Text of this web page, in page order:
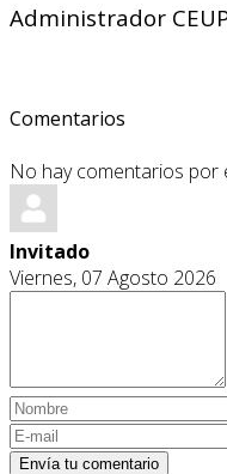
Administrador
Comentarios
No hay comentarios por
Invitado
Viernes, 07 Agosto 2026
Envía tu comentario